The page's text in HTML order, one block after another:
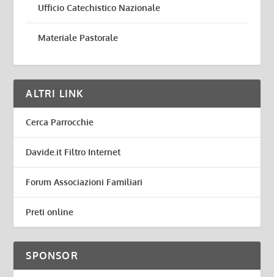
Ufficio Catechistico Nazionale
Materiale Pastorale
ALTRI LINK
Cerca Parrocchie
Davide.it Filtro Internet
Forum Associazioni Familiari
Preti online
SPONSOR